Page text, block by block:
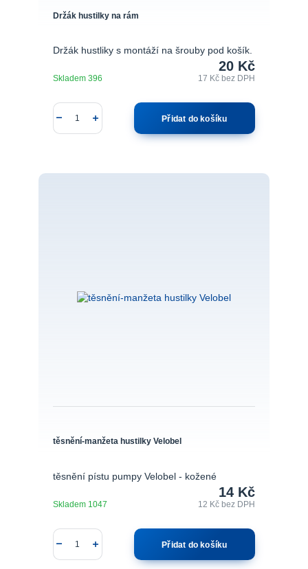
Držák hustilky na rám
Držák hustliky s montáží na šrouby pod košík.
20 Kč
17 Kč bez DPH
Skladem 396
Přidat do košíku
těsnění-manžeta hustilky Velobel
těsnění pístu pumpy Velobel - kožené
14 Kč
12 Kčbez DPH
Skladem 1047
Přidat do košíku